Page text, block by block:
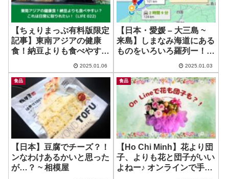
【ちぇりまっぷ有料版限定
記事】東南アジアの健康
食！納豆よりも食べやす
い！
2025.01.06
【日本・愛媛 – 大三島 ~
来島】しまなみ海道にある
ものをいろいろ羅列ー！ ~
道の駅多々羅しまなみ公
園/来島サービスエリア
2025.01.03
食品
【日本】豆腐でチーズ？！
ンなわけあるかいと思った
が…？ ~ 相模屋
食品
【Ho Chi Minh】花より団
子、よりも花と団子がいい
よねー♪ オンラインで手軽